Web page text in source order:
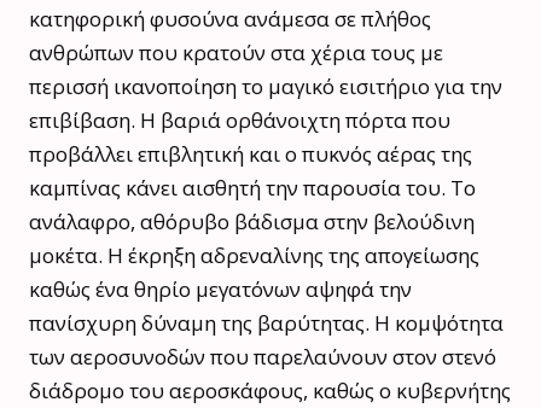
κατηφορική φυσούνα ανάμεσα σε πλήθος
ανθρώπων που κρατούν στα χέρια τους με
περισσή ικανοποίηση το μαγικό εισιτήριο για την
επιβίβαση. Η βαριά ορθάνοιχτη πόρτα που
προβάλλει επιβλητική και ο πυκνός αέρας της
καμπίνας κάνει αισθητή την παρουσία του. Το
ανάλαφρο, αθόρυβο βάδισμα στην βελούδινη
μοκέτα. Η έκρηξη αδρεναλίνης της απογείωσης
καθώς ένα θηρίο μεγατόνων αψηφά την
πανίσχυρη δύναμη της βαρύτητας. Η κομψότητα
των αεροσυνοδών που παρελαύνουν στον στενό
διάδρομο του αεροσκάφους, καθώς ο κυβερνήτης